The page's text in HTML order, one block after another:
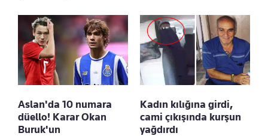
Aslan'da 10 numara
düello! Karar Okan
Buruk'un
Kadın kılığına girdi,
cami çıkışında kurşun
yağdırdı